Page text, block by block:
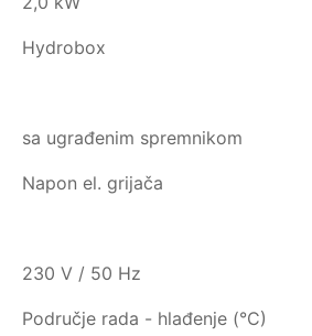
Hydrobox
sa ugrađenim spremnikom
Napon el. grijača
230 V / 50 Hz
Područje rada - hlađenje (°C)